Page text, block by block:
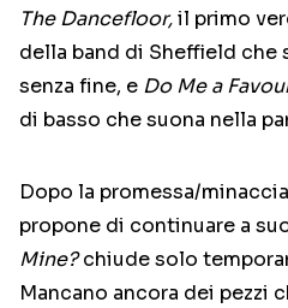
The Dancefloor,il primo
della band di Sheffield che
senza fine, e Do Me a
di basso che suona nella
Dopo la promessa/
propone di continuare a
Mine?chiude solo
Mancano ancora dei pezzi